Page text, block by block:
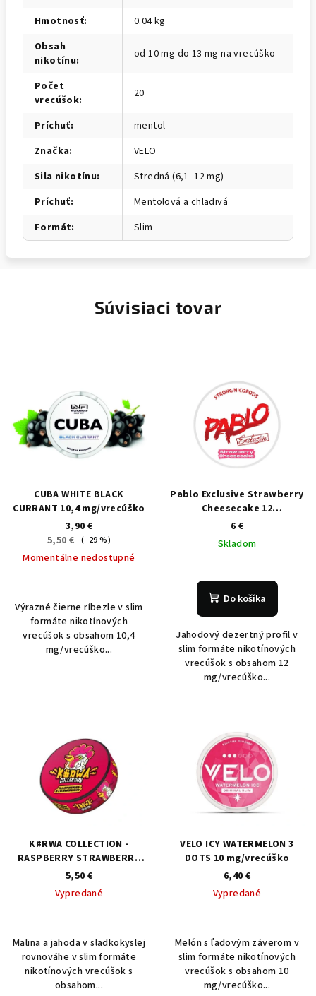
Hmotnosť:
0.04 kg
Obsah
nikotínu: od 10 mg do 13 mg na vrecúško
Počet
vrecúšok: 20
Príchuť:
mentol
Značka:
VELO
Sila nikotínu:
Stredná (6,1–12 mg)
Príchuť:
Mentolová a chladivá
Formát: Slim
Súvisiaci tovar
CUBA WHITE BLACK
CURRANT 10,4 mg/vrecúško
3,90 €
5,50 € (–29 %)
Momentálne nedostupné
Výrazné čierne ríbezle v slim
formáte nikotínových
vrecúšok s obsahom 10,4
mg/vrecúško...
Pablo Exclusive Strawberry
Cheesecake 12
mg/vrecúško
6 €
Skladom
Do košíka
Jahodový dezertný profil v
slim formáte nikotínových
vrecúšok s obsahom 12
mg/vrecúško...
K#RWA COLLECTION -
RASPBERRY STRAWBERRY
12 mg/vrecúško
5,50 €
Vypredané
Malina a jahoda v sladkokyslej
rovnováhe v slim formáte
nikotínových vrecúšok s
obsahom...
VELO ICY WATERMELON 3
DOTS 10 mg/vrecúško
6,40 €
Vypredané
Melón s ľadovým záverom v
slim formáte nikotínových
vrecúšok s obsahom 10
mg/vrecúško...